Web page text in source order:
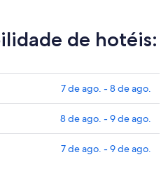
de hotéis:
7 de ago. - 8 de ago.
8 de ago. - 9 de ago.
7 de ago. - 9 de ago.